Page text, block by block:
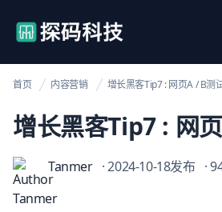
【官网】探码科技
首页 内容营销 增长黑客Tip7 : 网页A / B测
增长黑客Tip7 : 网
Tanmer · 2024-10-18发布 ·